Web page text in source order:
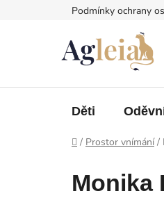
Podmínky ochrany
Děti
Domů
/ Prostor vnímání /
Monika